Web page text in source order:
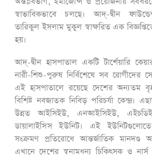
স্বাভাবিকভাবে চলছে। আদ্-দ্বীন
তারিকুল ইসলাম মুকুল স্বাক্ষরিত এক
হয়।
আদ্-দ্বীন হাসপাতাল একটি টার্শেয়ারি
নারী-শিশু-পুরুষ নির্বিশেষে সব রোগীদের
এই হাসপাতালে রয়েছে দেশের অন্যতম
বিশিষ্ট নবজাতক নিবিড় পরিচর্যা কেন্দ্র।
উন্নত আইসিইউ, এনআইসিইউ,
ডায়ালাইসিস ইউনিট। এই
সংক্রমণ প্রতিরোধে আন্তর্জাতিক
এখানে দেশের স্বনামধন্য চিকিৎসক ও নার্স